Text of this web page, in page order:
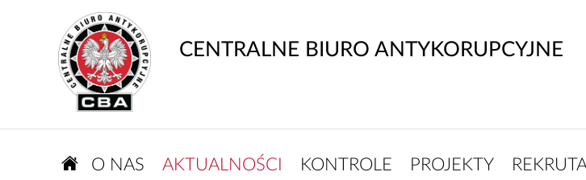
CENTRALNE BIURO ANTYKORUPCYJNE
O NAS AKTUALNOŚCI KONTROLE PROJEKTY